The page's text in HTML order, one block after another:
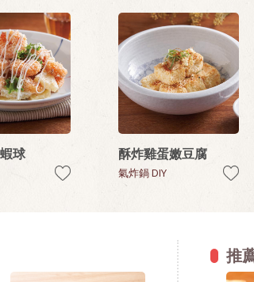
球 酥炸雞蛋嫩豆腐
氣炸鍋 DIY
推